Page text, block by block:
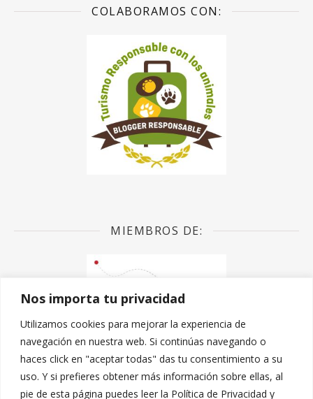
Nos importa tu privacidad
Utilizamos cookies para mejorar la experiencia de
navegación en nuestra web. Si continúas navegando o
haces click en "aceptar todas" das tu consentimiento a su
uso. Y si prefieres obtener más información sobre ellas, al
pie de esta página puedes leer la Política de Privacidad y
COLABORAMOS CON:
MIEMBROS DE: